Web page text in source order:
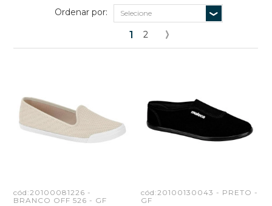
Ordenar por:
1 2
cód:20100081226 -
BRANCO OFF 526 - GF
cód:20100130043 - PRETO -
GF